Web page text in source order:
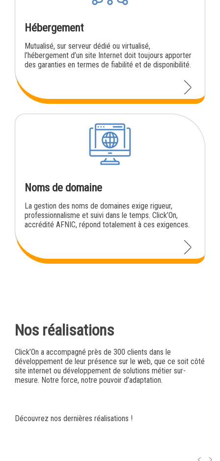
Hébergement
Mutualisé, sur serveur dédié ou virtualisé,
l’hébergement d’un site Internet doit toujours apporter
des garanties en termes de fiabilité et de disponibilité.
Noms de domaine
La gestion des noms de domaines exige rigueur,
professionnalisme et suivi dans le temps. Click’On,
accrédité AFNIC, répond totalement à ces exigences.
Nos réalisations
Click’On a accompagné près de 300 clients dans le
développement de leur présence sur le web, que ce soit côté
site internet ou développement de solutions métier sur-
mesure. Notre force, notre pouvoir d’adaptation.
Découvrez nos dernières réalisations !